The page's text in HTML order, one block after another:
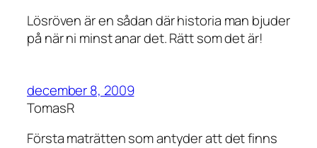
Lösröven är en sådan där historia man bjuder
på när ni minst anar det. Rätt som det är!
december 8, 2009
TomasR
Första maträtten som antyder att det finns